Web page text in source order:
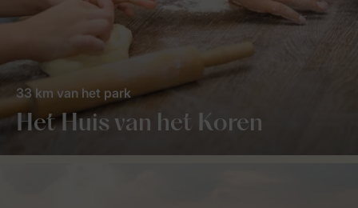
Het Huis van het Koren
33 km van het park